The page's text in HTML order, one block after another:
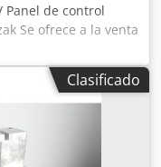
Panel de control
Se ofrece a la venta
/ Teach Pendant
(B-02), de
de control
de
Visualmente,
de uso
uso (véase las
Clasificado